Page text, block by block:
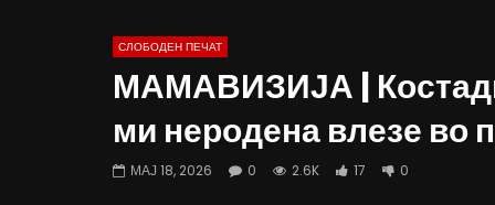
10:25
Вести на „Слободен Печат“
06.08.2026
12:51
Протест
СЛОБОДЕН ПЕЧАТ
МАМАВИЗИЈА |
ми неродена влезе во
МАЈ 18, 2026 0 2.6K 17 0